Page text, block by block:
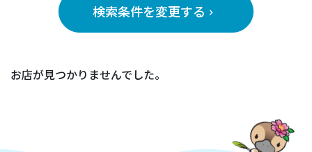
検索条件を変更する keyboard_arrow_right
お店が見つかりませんでした。